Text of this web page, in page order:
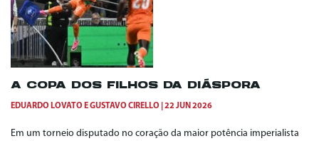
A COPA DOS FILHOS DA DIÁSPORA
EDUARDO LOVATO EGUSTAVO CIRELLO 22 JUN 2026
Em um torneio disputado no coração da maior potência imperialista